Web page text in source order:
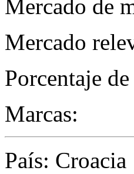
Mercado de
Mercado
Porcentaje
Marcas:
País: Croacia